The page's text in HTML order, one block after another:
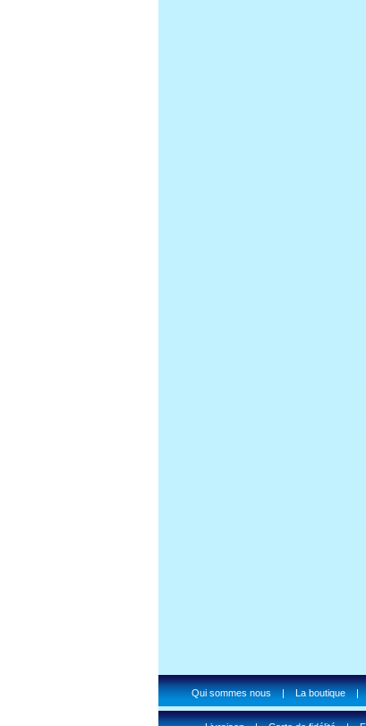
Qui sommes nous|La boutique